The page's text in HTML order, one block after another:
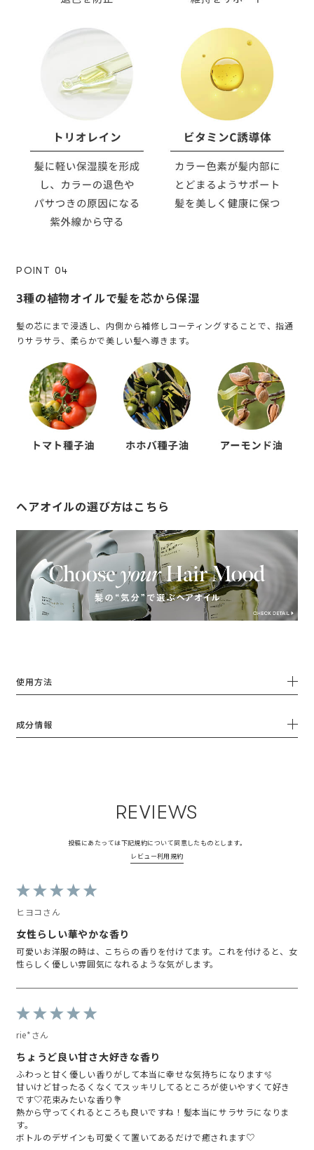
POINT 04
3種の植物オイルで髪を芯から保湿
髪の芯にまで浸透し、内側から補修しコーティングすることで、指通
りサラサラ、柔らかで美しい髪へ導きます。
ヘアオイルの選び方はこちら
使用方法
成分情報
REVIEWS
投稿にあたっては下記規約について同意したものとします。
レビュー利用規約
ヒヨコさん
女性らしい華やかな香り
可愛いお洋服の時は、こちらの香りを付けてます。これを付けると、女
性らしく優しい雰囲気になれるような気がします。
rie*さん
ちょうど良い甘さ大好きな香り
ふわっと甘く優しい香りがして本当に幸せな気持ちになります🫧
甘いけど甘ったるくなくてスッキリしてるところが使いやすくて好き
です♡花束みたいな香り💐
熱から守ってくれるところも良いですね！髪本当にサラサラになりま
す。
ボトルのデザインも可愛くて置いてあるだけで癒されます♡